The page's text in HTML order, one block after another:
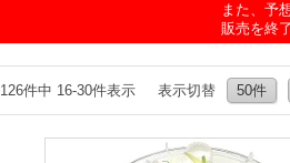
また、予
販売を終
126件中 16-30件表示 表示切替 50件